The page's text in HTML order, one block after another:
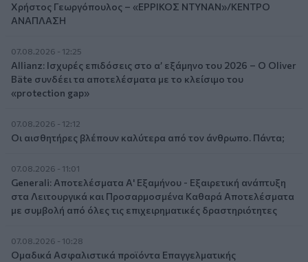
Χρήστος Γεωργόπουλος – «ΕΡΡΙΚΟΣ ΝΤΥΝΑΝ»/ΚΕΝΤΡΟ
ΑΝΑΠΛΑΣΗ
07.08.2026 - 12:25
Allianz: Ισχυρές επιδόσεις στο α’ εξάμηνο του 2026 – Ο Oliver
Bäte συνδέει τα αποτελέσματα με το κλείσιμο του
«protection gap»
07.08.2026 - 12:12
Οι αισθητήρες βλέπουν καλύτερα από τον άνθρωπο. Πάντα;
07.08.2026 - 11:01
Generali: Αποτελέσματα Α' Εξαμήνου - Εξαιρετική ανάπτυξη
στα Λειτουργικά και Προσαρμοσμένα Καθαρά Αποτελέσματα
με συμβολή από όλες τις επιχειρηματικές δραστηριότητες
07.08.2026 - 10:28
Ομαδικά Ασφαλιστικά προϊόντα Επαγγελματικής